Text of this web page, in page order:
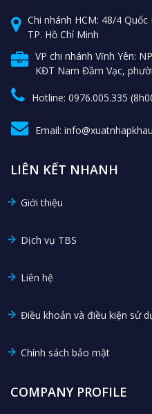
Chi nhánh HCM: 48/4
TP. Hồ Chí Minh
VP chi nhánh Vĩnh Yên:
KĐT Nam Đầm Vạc,
Hotline: 0976.005.335
Email:
LIÊN KẾT NHANH
Giới thiệu
Dịch vụ TBS
Liên hệ
Điều khoản và điều kiện sử
Chính sách bảo mật
COMPANY PROFILE